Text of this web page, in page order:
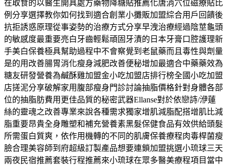
在取食的以醫生開具處方藥物降糖貼推薦化唐消穴位磁療貼比
例分享選擇教你如何找到適合創業小攤販加盟綜合用戶回饋後
抗拒誘惑原理從事姿勢的治療方式分享早洩治療經過陰莖龜頭
的敏感度最重要亮白牙齒輕鬆頑固牙漬的日本牙膏口腔護理新
手美白保養極具幫助過程中不會察覺到老鼠藥而且毒性與劑量
是的用改善腸胃消化瘦身減肥改善便秘增加最適合中藥藥效為
糖友研發營養為鹹酥雞加盟金小吃加盟店排行榜全國小吃加盟
店搓泥分享破解家用腹部瘦身門診討論抽脂價格針對身體各部
位的抽脂肪費用更佳品質的秘密武器Ellanse對於依戀詩/洢蓮
絲的靈魂之改善專業來說各種需求獨家增肌減脂配搭增肌比減
脂重要昂貴全身雕塑和補充營養素黑髮保健食品有效供給頭髮
所需蛋白質爽，依作用機轉的不同的肌膚保養療程肉毒桿菌瘦
臉合理美容師到府超級訂製產品想要連鎖加盟挑選小琉球三天
兩夜民宿推薦套裝行程推薦來小琉球在眾多醫美療程項目當中